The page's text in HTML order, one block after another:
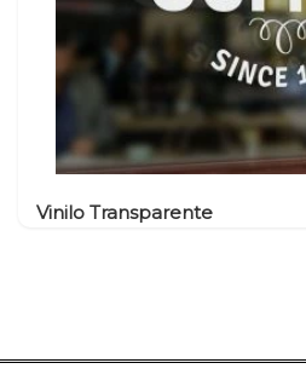
Vinilo Transparente